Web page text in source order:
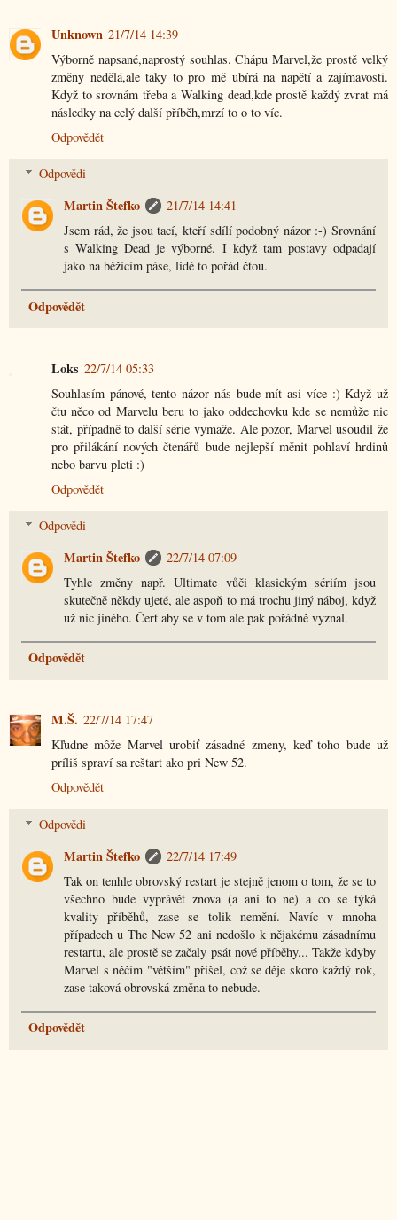
Unknown 21/7/14 14:39
Výborně napsané,naprostý souhlas. Chápu Marvel,že prostě velký
změny nedělá,ale taky to pro mě ubírá na napětí a zajímavosti.
Když to srovnám třeba a Walking dead,kde prostě každý zvrat má
následky na celý další příběh,mrzí to o to víc.
Odpovědět
Odpovědi
Martin Štefko
21/7/14 14:41
Jsem rád, že jsou tací, kteří sdílí podobný názor :-) Srovnání
s Walking Dead je výborné. I když tam postavy odpadají
jako na běžícím páse, lidé to pořád čtou.
Odpovědět
Loks 22/7/14 05:33
Souhlasím pánové, tento názor nás bude mít asi více :) Když už
čtu něco od Marvelu beru to jako oddechovku kde se nemůže nic
stát, případně to další série vymaže. Ale pozor, Marvel usoudil že
pro přilákání nových čtenářů bude nejlepší měnit pohlaví hrdinů
nebo barvu pleti :)
Odpovědět
Odpovědi
Martin Štefko
22/7/14 07:09
Tyhle změny např. Ultimate vůči klasickým sériím jsou
skutečně někdy ujeté, ale aspoň to má trochu jiný náboj, když
už nic jiného. Čert aby se v tom ale pak pořádně vyznal.
Odpovědět
M.Š. 22/7/14 17:47
Kľudne môže Marvel urobiť zásadné zmeny, keď toho bude už
príliš spraví sa reštart ako pri New 52.
Odpovědět
Odpovědi
Martin Štefko
22/7/14 17:49
Tak on tenhle obrovský restart je stejně jenom o tom, že se to
všechno bude vyprávět znova (a ani to ne) a co se týká
kvality příběhů, zase se tolik nemění. Navíc v mnoha
případech u The New 52 ani nedošlo k nějakému zásadnímu
restartu, ale prostě se začaly psát nové příběhy... Takže kdyby
Marvel s něčím "větším" přišel, což se děje skoro každý rok,
zase taková obrovská změna to nebude.
Odpovědět